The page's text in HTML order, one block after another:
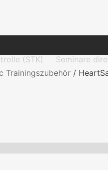
Trainingszubehör/